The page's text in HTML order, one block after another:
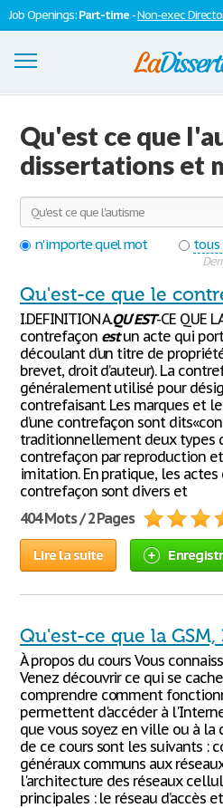
Job Openings:Part-time -Non-exec
S'inscrire
Se connecter
Contactez-nous
Qu'est ce que
dissertations et
n'importe quel mot
tous
Qu'est-ce que le
I.DEFINITION A.QU'EST-CE QUE
contrefaçon estun acte qui
découlant d’un titre de
brevet, droit d’auteur). La
généralement utilisé pour
contrefaisant. Les marques et
d’une contrefaçon sont
traditionnellement deux types
contrefaçon par reproduction
imitation. En pratique, les
contrefaçon sont divers et
404 Mots / 2 Pages
Lire la suite
Qu'est-ce que la GSM,
À propos du cours Vous
Venez découvrir ce qui se
comprendre comment
permettent d'accéder à
que vous soyez en ville ou à la
de ce cours sont les suivants :
généraux communs aux
l'architecture des réseaux
principales : le réseau d’accès et